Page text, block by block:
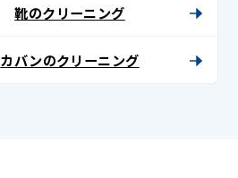
靴のクリーニング
カバンのクリーニング